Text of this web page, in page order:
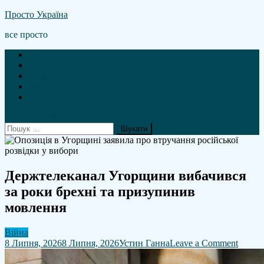
Skip
content
Просто Україна
все просто
Пошук:
Держтелеканал Угорщини вибачився
за роки брехні та призупинив
мовлення
Війна
8 Липня, 20268 Липня, 2026Устин ГаннаLeave a Commenton